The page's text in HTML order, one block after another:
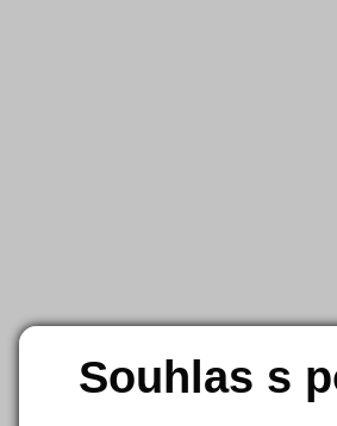
Souhlas s